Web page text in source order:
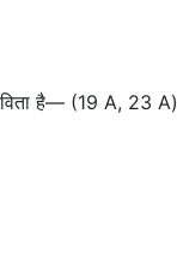
है— (19 A, 23 A)